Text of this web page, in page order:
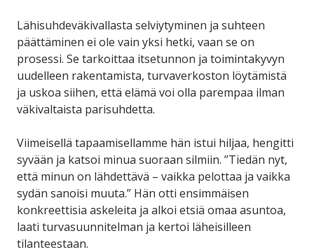
Lähisuhdeväkivallasta selviytyminen ja suhteen
päättäminen ei ole vain yksi hetki, vaan se on
prosessi. Se tarkoittaa itsetunnon ja toimintakyvyn
uudelleen rakentamista, turvaverkoston löytämistä
ja uskoa siihen, että elämä voi olla parempaa ilman
väkivaltaista parisuhdetta.
Viimeisellä tapaamisellamme hän istui hiljaa, hengitti
syvään ja katsoi minua suoraan silmiin. ”Tiedän nyt,
että minun on lähdettävä – vaikka pelottaa ja vaikka
sydän sanoisi muuta.” Hän otti ensimmäisen
konkreettisia askeleita ja alkoi etsiä omaa asuntoa,
laati turvasuunnitelman ja kertoi läheisilleen
tilanteestaan.